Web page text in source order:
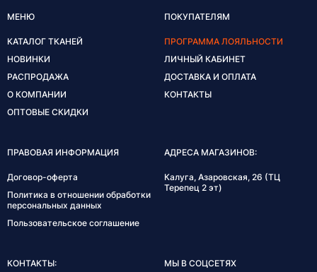
МЕНЮ
КАТАЛОГ ТКАНЕЙ
НОВИНКИ
РАСПРОДАЖА
О КОМПАНИИ
ОПТОВЫЕ СКИДКИ
ПОКУПАТЕЛЯМ
ПРОГРАММА ЛОЯЛЬНОСТИ
ЛИЧНЫЙ КАБИНЕТ
ДОСТАВКА И ОПЛАТА
КОНТАКТЫ
ПРАВОВАЯ ИНФОРМАЦИЯ
Договор-оферта
Политика в отношении обработки
персональных данных
Пользовательское соглашение
АДРЕСА МАГАЗИНОВ:
Калуга, Азаровская, 26 (ТЦ
Терепец 2 эт)
КОНТАКТЫ: МЫ В СОЦСЕТЯХ